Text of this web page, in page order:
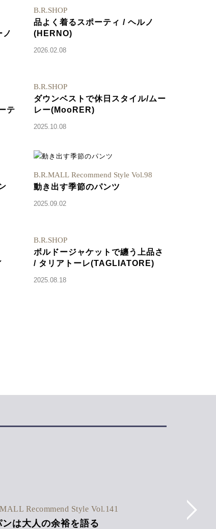
ノ
テ
B.R.SHOP
品よく着るスポーティ / ヘルノ
(HERNO)
2026.02.08
B.R.SHOP
ダウンベストで休日スタイル/ムー
レー(MooRER)
2025.10.08
B.R.MALL Recommend Style Vol.98
動き出す季節のパンツ
2025.09.02
B.R.SHOP
ボルドージャケットで纏う上品さ
/ タリアトーレ(TAGLIATORE)
2025.08.18
Recommend Style Vol.141
ンは大人の余裕を語る
スト